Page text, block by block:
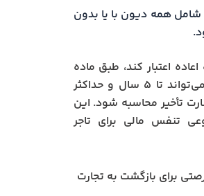
همه دیون با یا بدون
اعاده اعتبار کند، طبق ماده
۵۶۲ قانون تجارت، می‌تواند تا ۵ سال و حداکثر
خسارت تأخیر محاسبه شود. این
تنفس مالی برای تاجر
برای بازگشت به تجارت